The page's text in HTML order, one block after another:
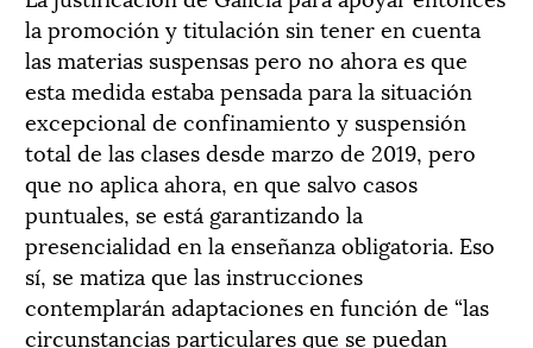
la promoción y titulación sin tener en cuenta
las materias suspensas pero no ahora es que
esta medida estaba pensada para la situación
excepcional de confinamiento y suspensión
total de las clases desde marzo de 2019, pero
que no aplica ahora, en que salvo casos
puntuales, se está garantizando la
presencialidad en la enseñanza obligatoria. Eso
sí, se matiza que las instrucciones
contemplarán adaptaciones en función de “las
circunstancias particulares que se puedan